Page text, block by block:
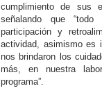
cumplimiento de sus
señalando que
participación y
actividad, asimismo es
nos brindaron los
más, en nuestra
programa”.